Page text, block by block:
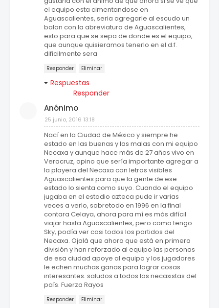
el equipo esta cimentandose en
Aguascalientes, seria agregarle al escudo un
balon con la abreviatura de Aguascalientes,
esto para que se sepa de donde es el equipo,
que aunque quisieramos tenerlo en el d.f.
dificilmente sera
Responder Eliminar
Respuestas
Responder
Anónimo
25 junio, 2016 13:18
Nací en la Ciudad de México y siempre he
estado en las buenas y las malas con mi equipo
Necaxa y aunque hace más de 27 años vivo en
Veracruz, opino que sería importante agregar a
la playera del Necaxa con letras visibles
Aguascalientes para que la gente de ese
estado lo sienta como suyo. Cuando el equipo
jugaba en el estadio azteca pude ir varias
veces a verlo, sobretodo en 1996 en la final
contara Celaya, ahora para mí es más difícil
viajar hasta Aguascalientes, pero como tengo
Sky, podía ver casi todos los partidos del
Necaxa. Ojalá que ahora que está en primera
división y han reforzado al equipo las personas
de esa ciudad apoye al equipo y los jugadores
le echen muchas ganas para lograr cosas
interesantes. saludos a todos los necaxistas del
país. Fuerza Rayos
Responder Eliminar